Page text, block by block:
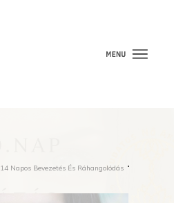
14 Napos Bevezetés És Ráhangolódás